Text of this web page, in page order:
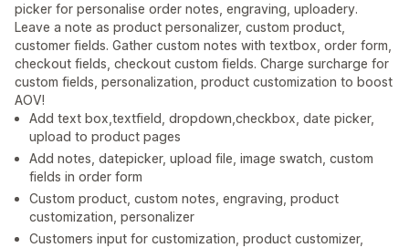
picker for personalise order notes, engraving, uploadery.
Leave a note as product personalizer, custom product,
customer fields. Gather custom notes with textbox, order form,
checkout fields, checkout custom fields. Charge surcharge for
custom fields, personalization, product customization to boost
AOV!
Add text box,textfield, dropdown,checkbox, date picker,
upload to product pages
Add notes, datepicker, upload file, image swatch, custom
fields in order form
Custom product, custom notes, engraving, product
customization, personalizer
Customers input for customization, product customizer,